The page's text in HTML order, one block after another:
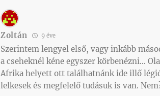
Zoltán 9 éve
Szerintem lengyel első, vagy inkább
a cseheknél kéne egyszer körbenézni…
Afrika helyett ott találhatnánk ide illő
lelkesek és megfelelő tudásuk is van.